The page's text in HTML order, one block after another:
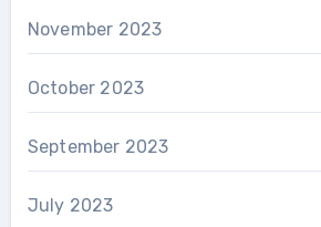
November 2023
October 2023
September 2023
July 2023